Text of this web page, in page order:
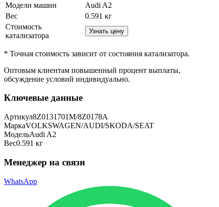
Модели машин
Audi A2
Вес
0.591 кг
Стоимость
катализатора
Узнать цену
* Точная стоимость зависит от состояния катализатора.
Оптовым клиентам повышенный процент выплаты,
обсуждение условий индивидуально.
Ключевые данные
Артикул8Z0131701M/8Z0178A
МаркаVOLKSWAGEN/AUDI/SKODA/SEAT
МодельAudi A2
Вес0.591 кг
Менеджер на связи
WhatsApp